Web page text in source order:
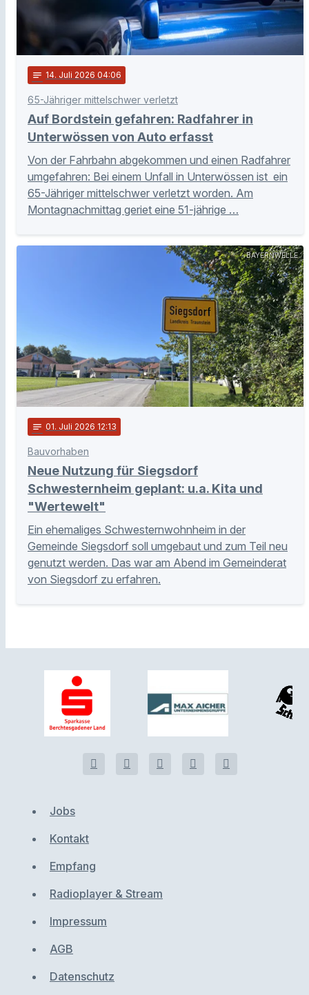
notes 14. Juli 2026 04:06
65-Jähriger mittelschwer verletzt
Auf Bordstein gefahren: Radfahrer in
Unterwössen von Auto erfasst
Von der Fahrbahn abgekommen und einen Radfahrer
umgefahren: Bei einem Unfall in Unterwössen ist ein
65-Jähriger mittelschwer verletzt worden. Am
Montagnachmittag geriet eine 51-jährige …
BAYERNWELLE
notes 01. Juli 2026 12:13
Bauvorhaben
Neue Nutzung für Siegsdorf
Schwesternheim geplant: u.a. Kita und
"Wertewelt"
Ein ehemaliges Schwesternwohnheim in der
Gemeinde Siegsdorf soll umgebaut und zum Teil neu
genutzt werden. Das war am Abend im Gemeinderat
von Siegsdorf zu erfahren.
Jobs
Kontakt
Empfang
Radioplayer & Stream
Impressum
AGB
Datenschutz